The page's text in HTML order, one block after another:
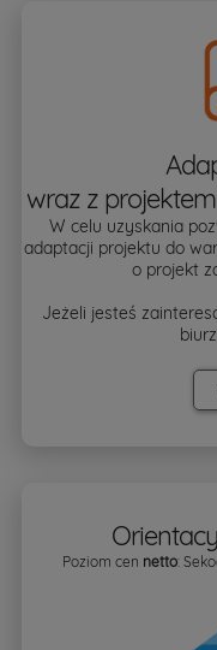
wraz z
W celu uzyskania
adaptacji projektu do
o projekt
Jeżeli jesteś
Poziom cen netto: